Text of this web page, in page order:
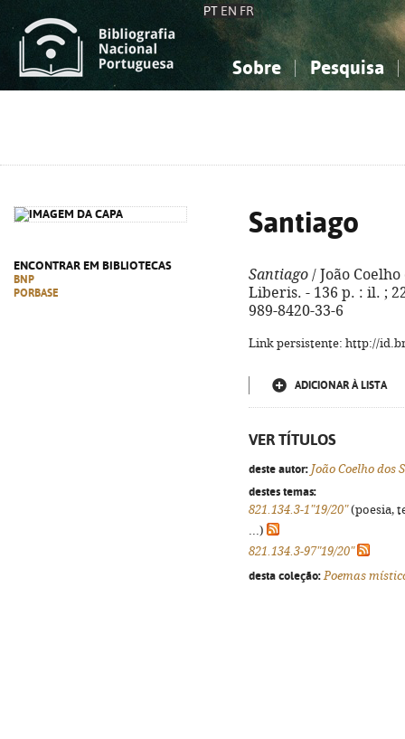
PT EN FR
Sobre Pesquisa
ENCONTRAR EM BIBLIOTECAS
BNP
PORBASE
Santiago
Santiago / João
Liberis. - 136 p. : il. ;
989-8420-33-6
Link persistente: http://
ADICIONAR À LISTA
VER TÍTULOS
deste autor: João Coelho dos
destes temas:
821.134.3-1"19/20"(poesia,
...)
821.134.3-97"19/20"
desta coleção: Poemas